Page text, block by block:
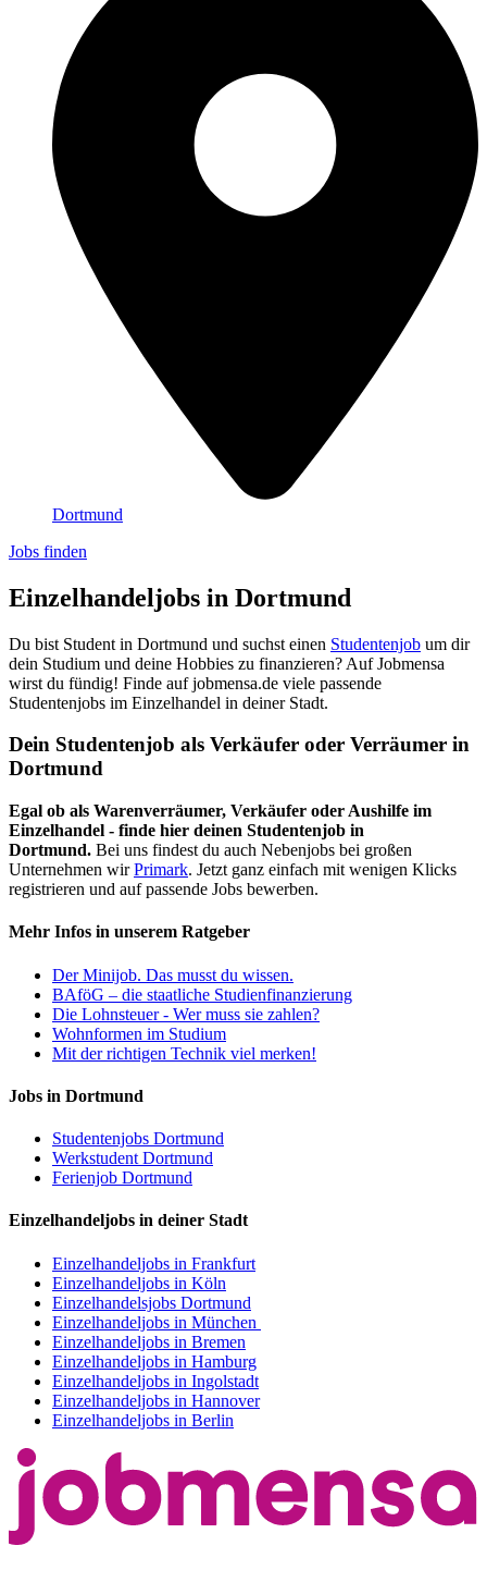
Dortmund
Jobs finden
Einzelhandeljobs in Dortmund
Du bist Student in Dortmund und suchst einen Studentenjob um dir
dein Studium und deine Hobbies zu finanzieren? Auf Jobmensa
wirst du fündig! Finde auf jobmensa.de viele passende
Studentenjobs im Einzelhandel in deiner Stadt.
Dein Studentenjob als Verkäufer oder Verräumer in
Dortmund
Egal ob als Warenverräumer, Verkäufer oder Aushilfe im
Einzelhandel - finde hier deinen Studentenjob in
Dortmund. Bei uns findest du auch Nebenjobs bei großen
Unternehmen wirPrimark. Jetzt ganz einfach mit wenigen Klicks
registrieren und auf passende Jobs bewerben.
Mehr Infos in unserem Ratgeber
Der Minijob. Das musst du wissen.
BAföG – die staatliche Studienfinanzierung
Die Lohnsteuer - Wer muss sie zahlen?
Wohnformen im Studium
Mit der richtigen Technik viel merken!
Jobs in Dortmund
Studentenjobs Dortmund
Werkstudent Dortmund
Ferienjob Dortmund
Einzelhandeljobs in deiner Stadt
Einzelhandeljobs in Frankfurt
Einzelhandeljobs in Köln
Einzelhandelsjobs Dortmund
Einzelhandeljobs in München
Einzelhandeljobs in Bremen
Einzelhandeljobs in Hamburg
Einzelhandeljobs in Ingolstadt
Einzelhandeljobs in Hannover
Einzelhandeljobs in Berlin